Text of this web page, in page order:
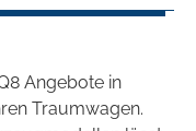
Angebote in
Traumwagen.